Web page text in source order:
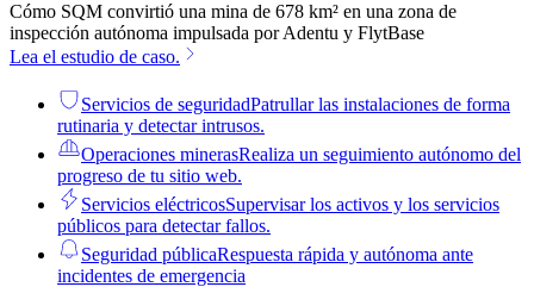
Cómo SQM convirtió una mina de 678 km² en una zona de
inspección autónoma impulsada por Adentu y FlytBase
Lea el estudio de caso.
Servicios de seguridadPatrullar las instalaciones de forma
rutinaria y detectar intrusos.
Operaciones minerasRealiza un seguimiento autónomo del
progreso de tu sitio web.
Servicios eléctricosSupervisar los activos y los servicios
públicos para detectar fallos.
Seguridad públicaRespuesta rápida y autónoma ante
incidentes de emergencia